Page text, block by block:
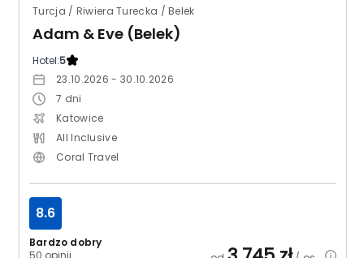
Turcja / Riwiera Turecka / Belek
Adam & Eve (Belek)
Hotel:5
23.10.2026 - 30.10.2026
7 dni
Katowice
All Inclusive
Coral Travel
Bardzo dobry
50 opinii
8.6